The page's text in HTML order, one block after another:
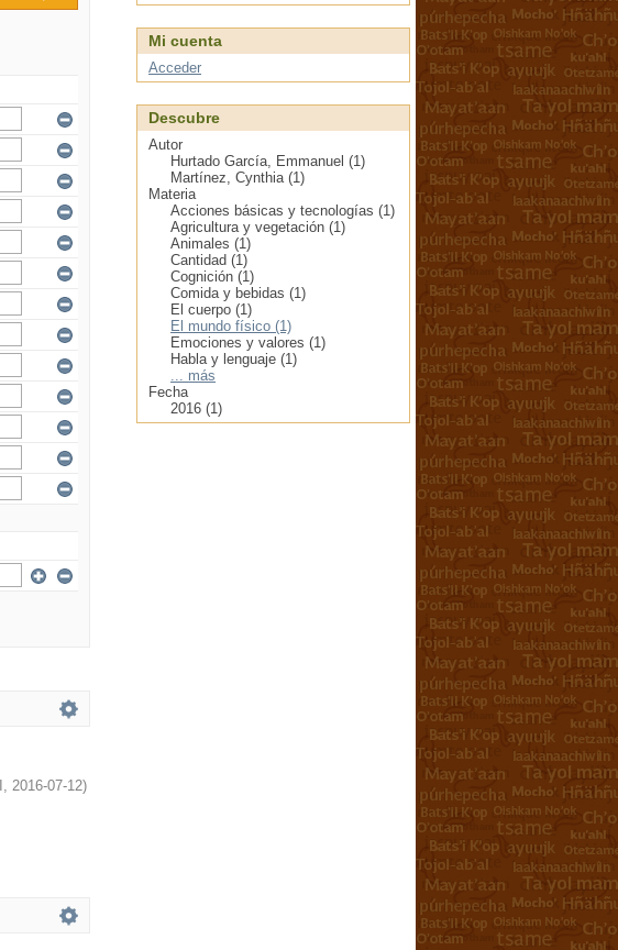
, 2016-07-12)
Mi cuenta
Acceder
Descubre
Autor
Hurtado García, Emmanuel (1)
Martínez, Cynthia (1)
Materia
Acciones básicas y tecnologías (1)
Agricultura y vegetación (1)
Animales (1)
Cantidad (1)
Cognición (1)
Comida y bebidas (1)
El cuerpo (1)
El mundo físico (1)
Emociones y valores (1)
Habla y lenguaje (1)
... más
Fecha
2016 (1)